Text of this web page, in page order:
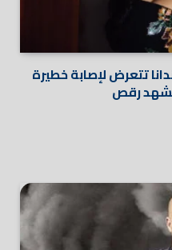
تتعرض لإصابة خطيرة
رقص